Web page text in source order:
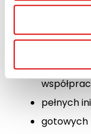
Szukamy
pełnych
gotowych